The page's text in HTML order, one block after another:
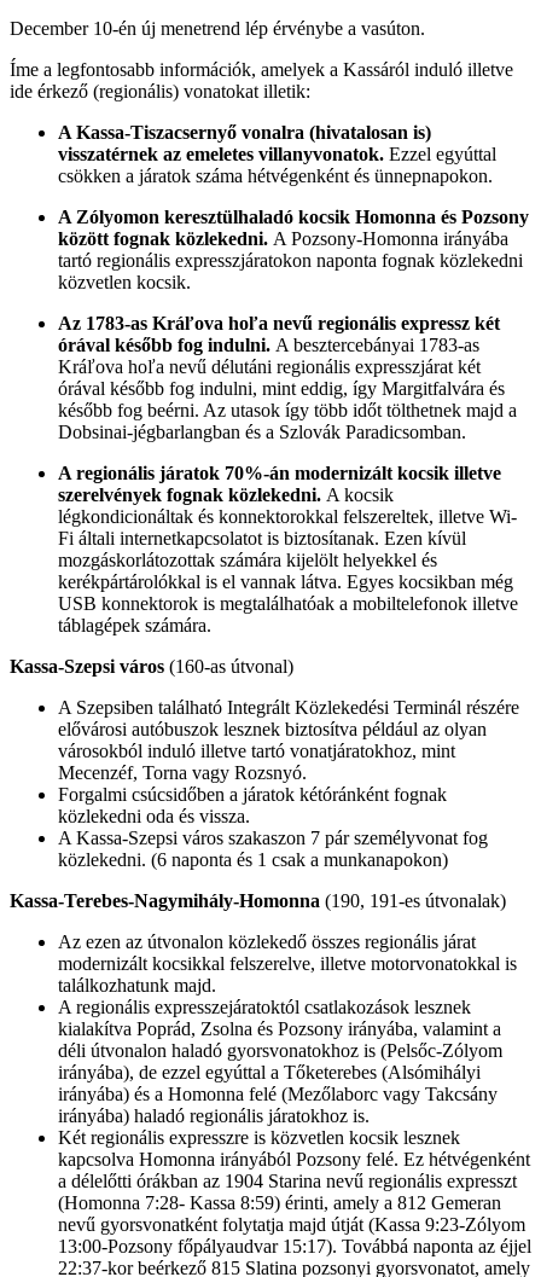
December 10-én új menetrend lép érvénybe a vasúton.
Íme a legfontosabb információk, amelyek a Kassáról induló illetve
ide érkező (regionális) vonatokat illetik:
A Kassa-Tiszacsernyő vonalra (hivatalosan is)
visszatérnek az emeletes villanyvonatok. Ezzel egyúttal
csökken a járatok száma hétvégenként és ünnepnapokon.
A Zólyomon keresztülhaladó kocsik Homonna és Pozsony
között fognak közlekedni. A Pozsony-Homonna irányába
tartó regionális expresszjáratokon naponta fognak közlekedni
közvetlen kocsik.
Az 1783-as Kráľova hoľa nevű regionális expressz két
órával később fog indulni. A besztercebányai 1783-as
Kráľova hoľa nevű délutáni regionális expresszjárat két
órával később fog indulni, mint eddig, így Margitfalvára és
később fog beérni. Az utasok így több időt tölthetnek majd a
Dobsinai-jégbarlangban és a Szlovák Paradicsomban.
A regionális járatok 70%-án modernizált kocsik illetve
szerelvények fognak közlekedni. A kocsik
légkondicionáltak és konnektorokkal felszereltek, illetve Wi-
Fi általi internetkapcsolatot is biztosítanak. Ezen kívül
mozgáskorlátozottak számára kijelölt helyekkel és
kerékpártárolókkal is el vannak látva. Egyes kocsikban még
USB konnektorok is megtalálhatóak a mobiltelefonok illetve
táblagépek számára.
Kassa-Szepsi város (160-as útvonal)
A Szepsiben található Integrált Közlekedési Terminál részére
elővárosi autóbuszok lesznek biztosítva például az olyan
városokból induló illetve tartó vonatjáratokhoz, mint
Mecenzéf, Torna vagy Rozsnyó.
Forgalmi csúcsidőben a járatok kétóránként fognak
közlekedni oda és vissza.
A Kassa-Szepsi város szakaszon 7 pár személyvonat fog
közlekedni. (6 naponta és 1 csak a munkanapokon)
Kassa-Terebes-Nagymihály-Homonna (190, 191-es útvonalak)
Az ezen az útvonalon közlekedő összes regionális járat
modernizált kocsikkal felszerelve, illetve motorvonatokkal is
találkozhatunk majd.
A regionális expresszejáratoktól csatlakozások lesznek
kialakítva Poprád, Zsolna és Pozsony irányába, valamint a
déli útvonalon haladó gyorsvonatokhoz is (Pelsőc-Zólyom
irányába), de ezzel egyúttal a Tőketerebes (Alsómihályi
irányába) és a Homonna felé (Mezőlaborc vagy Takcsány
irányába) haladó regionális járatokhoz is.
Két regionális expresszre is közvetlen kocsik lesznek
kapcsolva Homonna irányából Pozsony felé. Ez hétvégenként
a délelőtti órákban az 1904 Starina nevű regionális expresszt
(Homonna 7:28- Kassa 8:59) érinti, amely a 812 Gemeran
nevű gyorsvonatként folytatja majd útját (Kassa 9:23-Zólyom
13:00-Pozsony főpályaudvar 15:17). Továbbá naponta az éjjel
22:37-kor beérkező 815 Slatina pozsonyi gyorsvonatot, amely